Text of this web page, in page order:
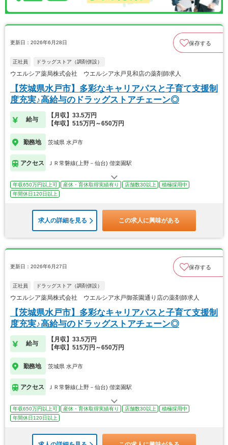
更新日：2026年6月28日 保存する
正社員 ドラッグストア（調剤併設）
ウエルシア薬局株式会社 ウエルシア水戸見和店の薬剤師求人
【茨城県水戸市】多彩なキャリアパスと子育て支援制
度充実♪高給与のドラッグストアチェーン◎
給与
【月収】33.5万円
【年収】515万円～650万円
勤務地 茨城県 水戸市
アクセス ＪＲ常磐線(上野－仙台) 偕楽園駅
年収650万円以上可 産休・育休取得実績有り 店舗数30以上
積極採用中
年間休日120日以上
求人の詳細を見る この求人に興味がある
更新日：2026年6月27日 保存する
正社員 ドラッグストア（調剤併設）
ウエルシア薬局株式会社 ウエルシア水戸御茶園通り店の薬剤師求人
【茨城県水戸市】多彩なキャリアパスと子育て支援制
度充実♪高給与のドラッグストアチェーン◎
給与
【月収】33.5万円
【年収】515万円～650万円
勤務地 茨城県 水戸市
アクセス ＪＲ常磐線(上野－仙台) 偕楽園駅
年収650万円以上可 産休・育休取得実績有り 店舗数30以上
積極採用中
年間休日120日以上